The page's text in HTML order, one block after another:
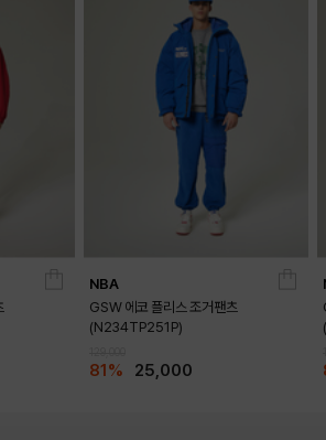
NBA
GSW 에코 플리스 조거팬츠
(N234TP251P)
81% 25,000